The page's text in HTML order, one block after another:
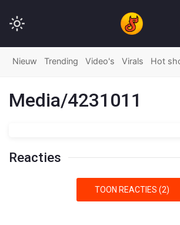
Nieuw Trending Video's Virals Hot
Media/4231011
Reacties
TOON REACTIES (2)